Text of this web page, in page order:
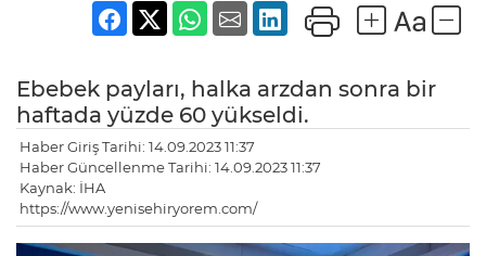
Ebebek payları, halka arzdan sonra bir
haftada yüzde 60 yükseldi.
Haber Giriş Tarihi: 14.09.2023 11:37
Haber Güncellenme Tarihi: 14.09.2023 11:37
Kaynak: İHA
https://www.yenisehiryorem.com/